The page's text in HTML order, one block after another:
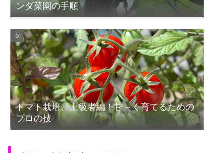
ンダ菜園の手順
トマト栽培、上級者編！甘～く育てるための
プロの技